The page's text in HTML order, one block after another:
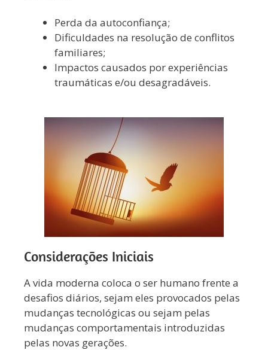
Perda da autoconfiança;
Dificuldades na resolução de conflitos
familiares;
Impactos causados por experiências
traumáticas e/ou desagradáveis.
Considerações Iniciais
A vida moderna coloca o ser humano frente a
desafios diários, sejam eles provocados pelas
mudanças tecnológicas ou sejam pelas
mudanças comportamentais introduzidas
pelas novas gerações.